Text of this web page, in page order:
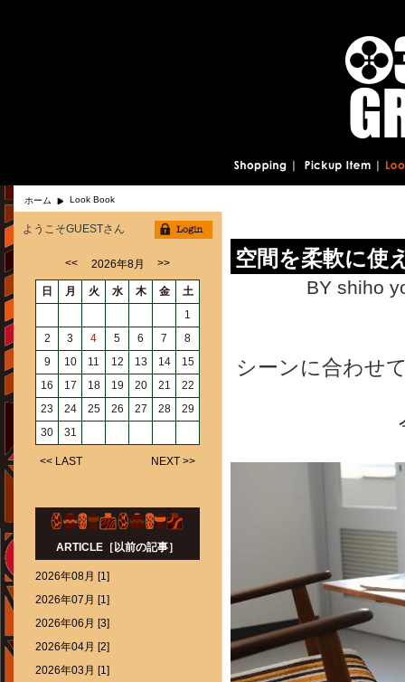
ホーム Look Book
空間を柔軟に使
BY shiho
シーンに合わせ
ようこそGUESTさん
<< 2026年8月 >>
日 月 火 水 木 金
土
1
2
3 4 5 6 7
8
9
10 11 12 13 14
15
16
17 18 19 20 21
22
23
24 25 26 27 28
29
30
31
<< LAST NEXT >>
ARTICLE［以前の記事］
2026年08月 [1]
2026年07月 [1]
2026年06月 [3]
2026年04月 [2]
2026年03月 [1]